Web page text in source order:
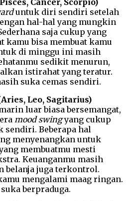
untuk diri sendiri setelah
hal-hal yang mungkin
saja cukup yang
kamu bisa membuat kamu
di minggu ini masih
sedikit menurun,
istirahat yang teratur.
suka cemas sendiri.
Leo, Sagitarius)
luar biasa bersemangat,
mood swingyang cukup
sendiri. Beberapa hal
menyenangkan untuk
membuatmu mesti
Keuanganmu masih
belanja juga terkontrol.
mengalami maag ringan.
berpraduga.